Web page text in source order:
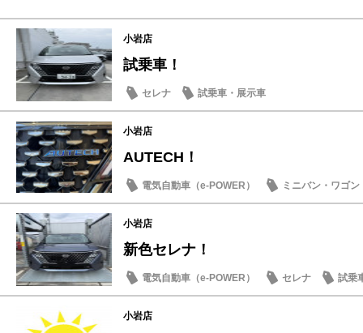
小岩店
試乗車！
セレナ 試乗車・展示車
小岩店
AUTECH！
電気自動車（e-POWER） ミニバン・ワゴン
小岩店
新色セレナ！
電気自動車（e-POWER） セレナ 試乗
小岩店